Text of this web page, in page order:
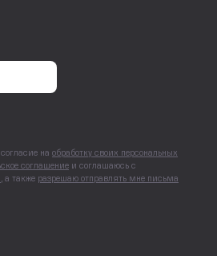
на обработку своих персональных
соглашение и соглашаюсь с
, а также разрешаю отправлять мне письма